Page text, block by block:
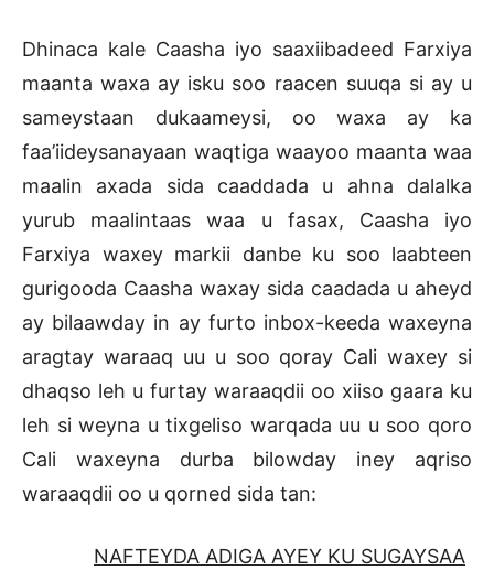
Dhinaca kale Caasha iyo saaxiibadeed Farxiya
maanta waxa ay isku soo raacen suuqa si ay u
sameystaan dukaameysi, oo waxa ay ka
faa’iideysanayaan waqtiga waayoo maanta waa
maalin axada sida caaddada u ahna dalalka
yurub maalintaas waa u fasax, Caasha iyo
Farxiya waxey markii danbe ku soo laabteen
gurigooda Caasha waxay sida caadada u aheyd
ay bilaawday in ay furto inbox-keeda waxeyna
aragtay waraaq uu u soo qoray Cali waxey si
dhaqso leh u furtay waraaqdii oo xiiso gaara ku
leh si weyna u tixgeliso warqada uu u soo qoro
Cali waxeyna durba bilowday iney aqriso
waraaqdii oo u qorned sida tan:
NAFTEYDA ADIGA AYEY KU SUGAYSAA